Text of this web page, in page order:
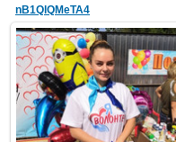
nB1QlQMeTA4
14.08.2019
hololenkomariya